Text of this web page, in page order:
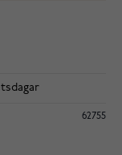
62755